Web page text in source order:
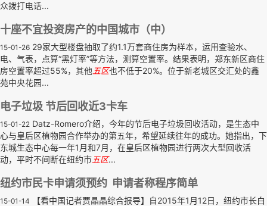
众拨打电话...
十座不宜投资房产的中国城市（中）
15-01-26 29家大型楼盘抽取了约1.1万套商住房为样本，运用查验水、
电、气表，点算“黑灯率”等方法，测算空置率。结果表明，郑东新区商住
房空置率超过55%，其他 五区也不低于20%。位于新老城区交汇处的鑫
苑中央花园...
电子垃圾 节后回收近3卡车
15-01-22 Datz-Romero介绍，今年的节后电子垃圾回收活动，是生态中
心与皇后区植物园合作举办的第五年，希望延续往年的成功。她指出，下
东城生态中心每一年1月和7月，在皇后区植物园进行两次大型回收活
动，平时不间断在纽约市 五区...
纽约市民卡申请须预约 申请者称程序简单
15-01-14
【看中国记者贾晶晶综合报导】自2015年1月12日，纽约市长白